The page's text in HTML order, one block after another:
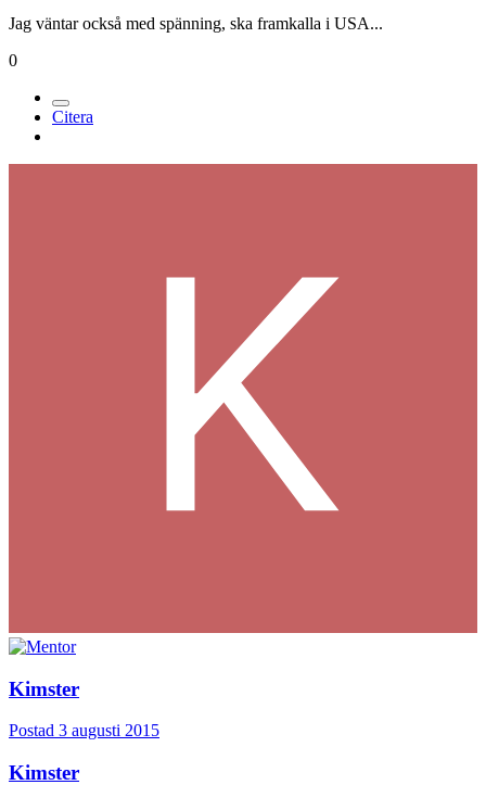
Jag väntar också med spänning, ska framkalla i USA...
0
Citera
Kimster
Postad 3 augusti 2015
Kimster